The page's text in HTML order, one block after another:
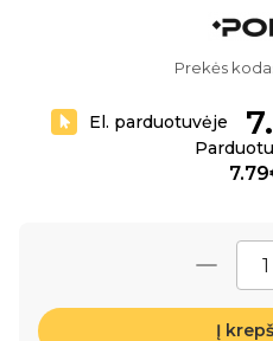
Prekės
El. parduotuvėje
Į